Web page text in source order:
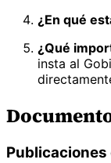
¿En qué
¿Qué
insta al